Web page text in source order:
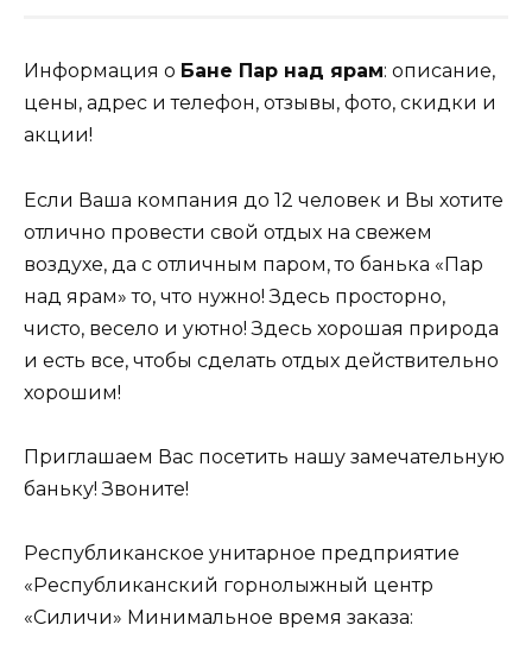
Информация о Бане Пар над ярам: описание,
цены, адрес и телефон, отзывы, фото, скидки и
акции!
Если Ваша компания до 12 человек и Вы хотите
отлично провести свой отдых на свежем
воздухе, да с отличным паром, то банька «Пар
над ярам» то, что нужно! Здесь просторно,
чисто, весело и уютно! Здесь хорошая природа
и есть все, чтобы сделать отдых действительно
хорошим!
Приглашаем Вас посетить нашу замечательную
баньку! Звоните!
Республиканское унитарное предприятие
«Республиканский горнолыжный центр
«Силичи» Минимальное время заказа: